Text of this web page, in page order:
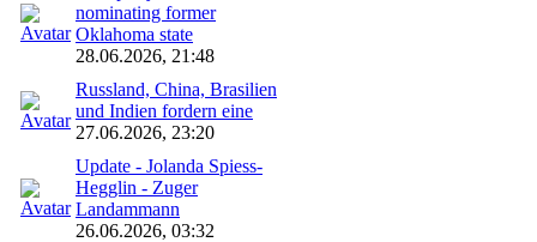
nominating former
Oklahoma state
28.06.2026, 21:48
Russland, China, Brasilien
und Indien fordern eine
27.06.2026, 23:20
Update - Jolanda Spiess-
Hegglin - Zuger
Landammann
26.06.2026, 03:32